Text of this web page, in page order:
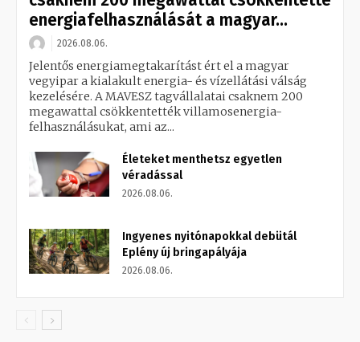
energiafelhasználását a magyar...
2026.08.06.
Jelentős energiamegtakarítást ért el a magyar
vegyipar a kialakult energia- és vízellátási válság
kezelésére. A MAVESZ tagvállalatai csaknem 200
megawattal csökkentették villamosenergia-
felhasználásukat, ami az...
Életeket menthetsz egyetlen
véradással
2026.08.06.
Ingyenes nyitónapokkal debütál
Eplény új bringapályája
2026.08.06.